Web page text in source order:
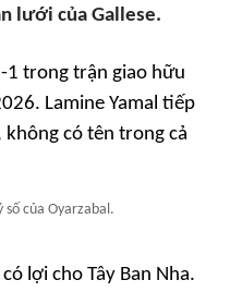
lưới của Gallese.
1 trong trận giao hữu
Lamine Yamal tiếp
có tên trong cả
của Oyarzabal.
lợi cho Tây Ban Nha.